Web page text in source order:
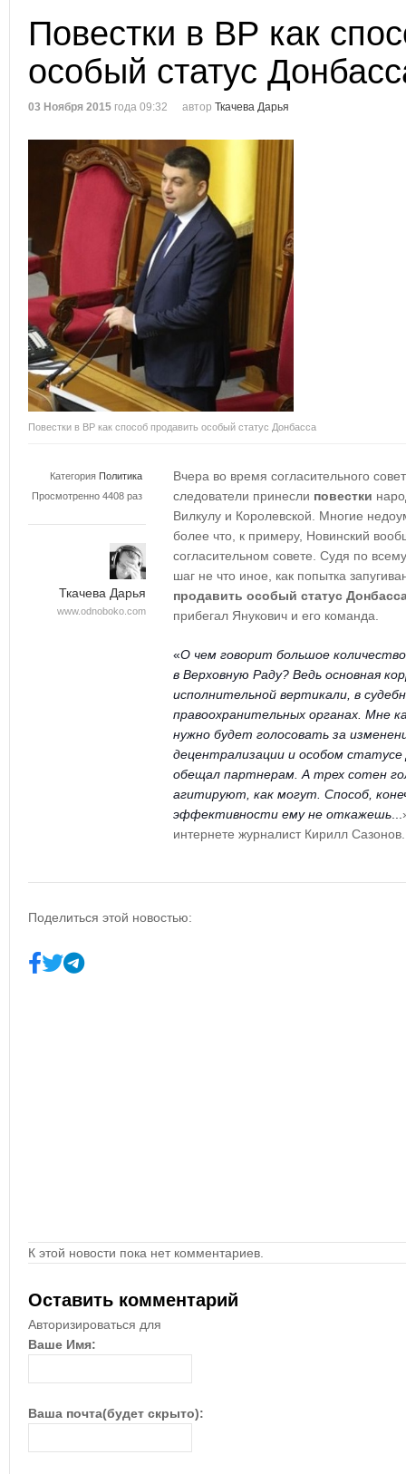
Повестки в ВР как
особый статус
03 Ноября 2015 года 09:32 автор Ткачева Дарья
Повестки в ВР как способ продавить особый статус Донбасса
Категория Политика
Просмотренно 4408 раз
Ткачева Дарья
www.odnoboko.com
Вчера во время согласительного
следователи принесли повестки
Вилкулу и Королевской. Многие
более что, к примеру, Новинский
согласительном совете. Судя по
шаг не что иное, как попытка
продавить особый статус
прибегал Янукович и его команда.
«О чем говорит большое
в Верховную Раду? Ведь основная
исполнительной вертикали, в
правоохранительных органах. Мне
нужно будет голосовать за
децентрализации и особом
обещал партнерам. А трех сотен
агитируют, как могут. Способ,
эффективности ему не откажешь
интернете журналист Кирилл Сазонов.
Поделиться этой новостью:
К этой новости пока нет комментариев.
Оставить комментарий
Авторизироваться для
Ваше Имя:
Ваша почта(будет скрыто):